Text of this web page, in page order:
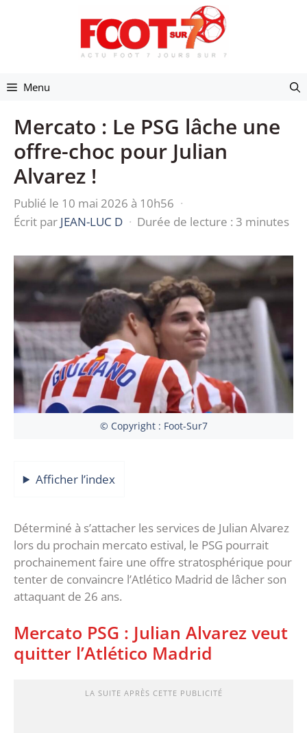
Menu
Mercato : Le PSG lâche une
offre-choc pour Julian
Alvarez !
Publié le 10 mai 2026 à 10h56 ·
Écrit par JEAN-LUC D · Durée de lecture : 3 minutes
© Copyright : Foot-Sur7
Afficher l’index
Déterminé à s’attacher les services de Julian Alvarez
lors du prochain mercato estival, le PSG pourrait
prochainement faire une offre stratosphérique pour
tenter de convaincre l’Atlético Madrid de lâcher son
attaquant de 26 ans.
Mercato PSG : Julian Alvarez veut
quitter l’Atlético Madrid
LA SUITE APRÈS CETTE PUBLICITÉ